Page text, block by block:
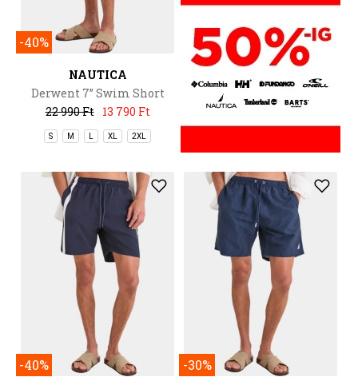
-40%
NAUTICA
Derwent 7” Swim Short
22 990 Ft
13 790 Ft
S M L XL 2XL
-40% -30%